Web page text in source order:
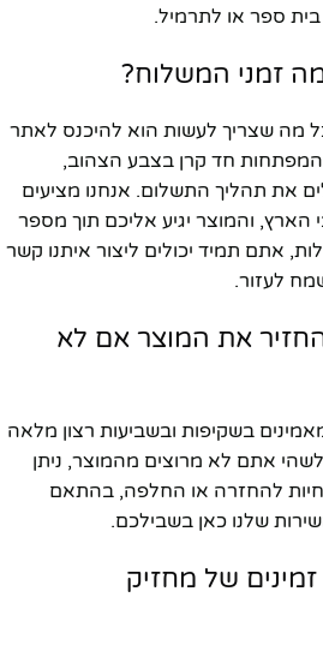
ספר או לתרמיל.
זמני המשלוח?
מה שצריך לעשות הוא להיכנס לאתר
חד קרן בצבע הצהוב,
את תהליך התשלום. אנחנו מציעים
הארץ, והמוצר יגיע אליכם תוך מספר
אתם תמיד יכולים ליצור איתנו קשר
לעזור.
את המוצר אם לא
בשקיפות ובשביעות רצון מלאה
אתם לא מרוצים מהמוצר, ניתן
להחזרה או החלפה, בהתאם
שלנו כאן בשבילכם.
של מחזיק